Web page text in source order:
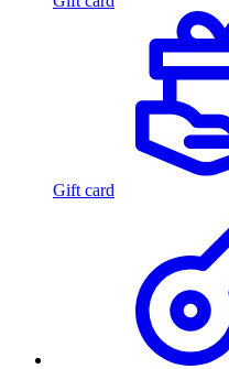
Gift card